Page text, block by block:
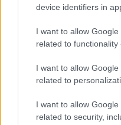
device identifiers in
I want to allow
related to functionality
I want to allow
related to
I want to allow
related to security,
Όλες οι ειδήσεις
Προειδοποίηση
διακοπές χωρίς
Πεθαίνουν 1.000
πτωχεύεις -
πλειστηριασμών